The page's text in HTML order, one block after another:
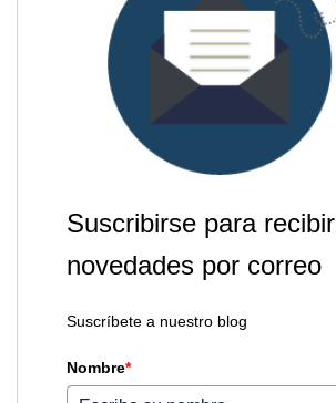
Suscribirse para recibir
novedades por correo
Suscríbete a nuestro blog
Nombre*